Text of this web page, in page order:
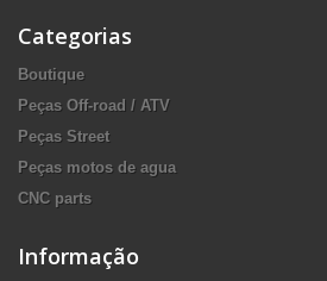
Categorias
Boutique
Peças Off-road / ATV
Peças Street
Peças motos de agua
CNC parts
Informação